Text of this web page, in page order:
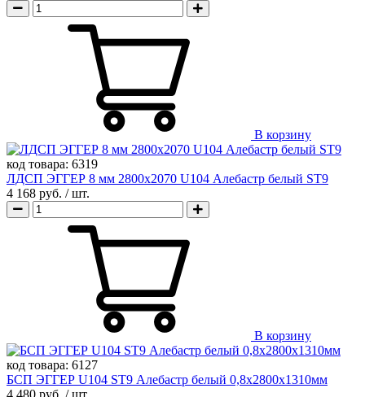
В корзину
код товара: 6319
ЛДСП ЭГГЕР 8 мм 2800х2070 U104 Алебастр белый ST9
4 168 руб. / шт.
В корзину
код товара: 6127
БСП ЭГГЕР U104 ST9 Алебастр белый 0,8х2800х1310мм
4 480 руб. / шт.